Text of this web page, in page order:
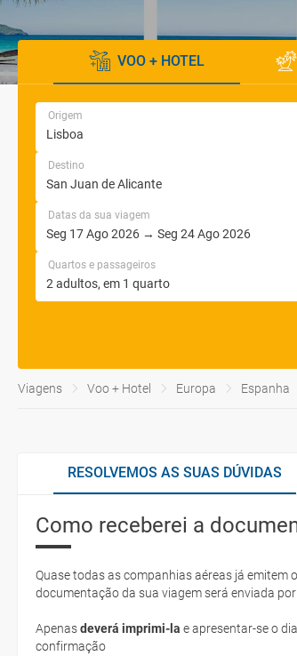
VOO + HOTEL
Origem
Destino
Datas da sua viagem
Quartos e passageiros
Viagens Voo + Hotel Europa Espanha
RESOLVEMOS AS SUAS DÚVIDAS
Como receberei a
Quase todas as companhias aéreas já emitem
documentação da sua viagem será enviada por
Apenasdeverá imprimi-la e apresentar-se o
confirmação